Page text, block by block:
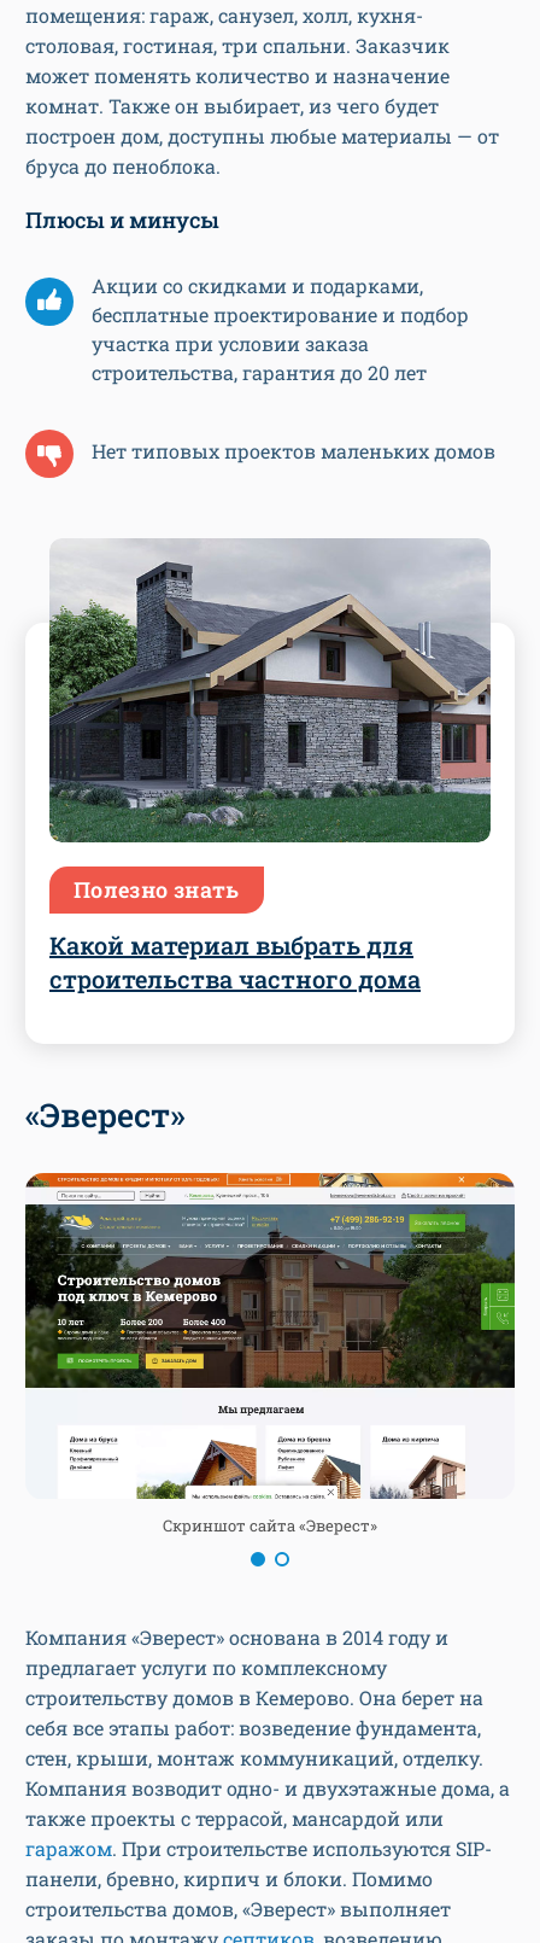
помещения: гараж, санузел, холл, кухня-
столовая, гостиная, три спальни. Заказчик
может поменять количество и назначение
комнат. Также он выбирает, из чего будет
построен дом, доступны любые материалы — от
бруса до пеноблока.
Плюсы и минусы
Акции со скидками и подарками,
бесплатные проектирование и подбор
участка при условии заказа
строительства, гарантия до 20 лет
Нет типовых проектов маленьких домов
Полезно знать
Какой материал выбрать для
строительства частного дома
«Эверест»
Скриншот сайта «Эверест»
Компания «Эверест» основана в 2014 году и
предлагает услуги по комплексному
строительству домов в Кемерово. Она берет на
себя все этапы работ: возведение фундамента,
стен, крыши, монтаж коммуникаций, отделку.
Компания возводит одно- и двухэтажные дома, а
также проекты с террасой, мансардой или
гаражом. При строительстве используются SIP-
панели, бревно, кирпич и блоки. Помимо
строительства домов, «Эверест» выполняет